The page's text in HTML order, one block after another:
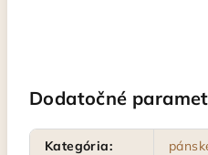
Dodatočné
Kategória: